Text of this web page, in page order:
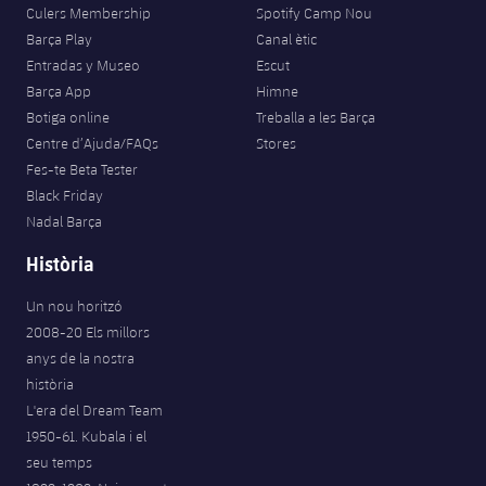
Serveis Mèdics
Accessibilitat
Acreditacions
Instal·lacions
SUB8 B
Fotos
Història
Palmarès
Infantil A
Infantil B
Entrades
Resultats
Classificació
Jugadors
Fotos
Palmarès
Història
Calendari
Resultats
Jugadors
plusicon
més
Juvenil
Cadet
Infantil
Aleví
PLUSICON
MÉS
Primer equip
plusicon
més
Actualitat
Entrades
Classificació
Barça Atlètic
Calendari
plusicon
més
Barça C
Junior
Campus Estiu
PLUSICON
MÉS
Informació general
plusicon
més
Culers Membership
Barça Play
Entradas y Museo
Barça App
Botiga online
Centre d’Ajuda/FAQs
Fes-te Beta Tester
Black Friday
Nadal Barça
Spotify Camp Nou
Canal ètic
Escut
Himne
Treballa a les Barça
Stores
Història
Un nou horitzó
2008-20 Els millors
anys de la nostra
història
L'era del Dream Team
1950-61. Kubala i el
seu temps